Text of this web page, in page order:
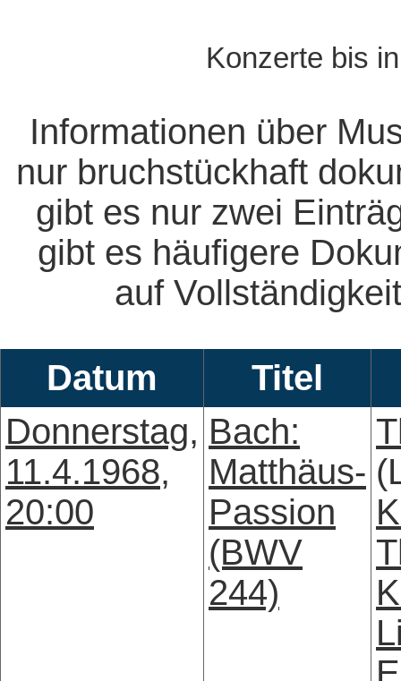
Konzerte bis
Informationen über
nur bruchstückhaft
gibt es nur zwei
gibt es häufigere
auf
Datum
Titel
Donnerstag,
11.4.1968,
20:00
Bach:
Matthäus-
Passion
(BWV
244)